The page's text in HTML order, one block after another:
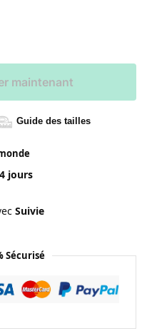
maintenant
Guide des tailles
jours
Suivie
Sécurisé